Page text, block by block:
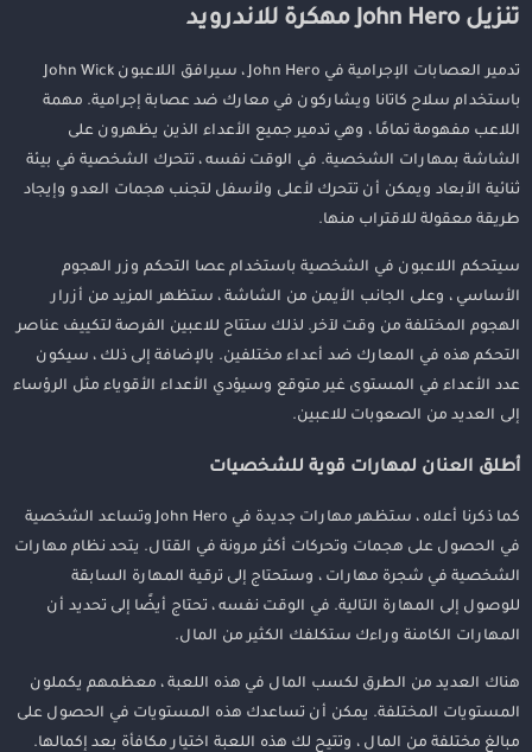
تنزيل John Hero مهكرة للاندرويد
تدمير العصابات الإجرامية في John Hero ، سيرافق اللاعبون John Wick
باستخدام سلاح كاتانا ويشاركون في معارك ضد عصابة إجرامية. مهمة
اللاعب مفهومة تمامًا ، وهي تدمير جميع الأعداء الذين يظهرون على
الشاشة بمهارات الشخصية. في الوقت نفسه ، تتحرك الشخصية في بيئة
ثنائية الأبعاد ويمكن أن تتحرك لأعلى ولأسفل لتجنب هجمات العدو وإيجاد
طريقة معقولة للاقتراب منها.
سيتحكم اللاعبون في الشخصية باستخدام عصا التحكم وزر الهجوم
الأساسي ، وعلى الجانب الأيمن من الشاشة ، ستظهر المزيد من أزرار
الهجوم المختلفة من وقت لآخر. لذلك ستتاح للاعبين الفرصة لتكييف عناصر
التحكم هذه في المعارك ضد أعداء مختلفين. بالإضافة إلى ذلك ، سيكون
عدد الأعداء في المستوى غير متوقع وسيؤدي الأعداء الأقوياء مثل الرؤساء
إلى العديد من الصعوبات للاعبين.
أطلق العنان لمهارات قوية للشخصيات
كما ذكرنا أعلاه ، ستظهر مهارات جديدة في John Hero وتساعد الشخصية
في الحصول على هجمات وتحركات أكثر مرونة في القتال. يتحد نظام مهارات
الشخصية في شجرة مهارات ، وستحتاج إلى ترقية المهارة السابقة
للوصول إلى المهارة التالية. في الوقت نفسه ، تحتاج أيضًا إلى تحديد أن
المهارات الكامنة وراءك ستكلفك الكثير من المال.
هناك العديد من الطرق لكسب المال في هذه اللعبة ، معظمهم يكملون
المستويات المختلفة. يمكن أن تساعدك هذه المستويات في الحصول على
مبالغ مختلفة من المال ، وتتيح لك هذه اللعبة اختيار مكافأة بعد إكمالها.